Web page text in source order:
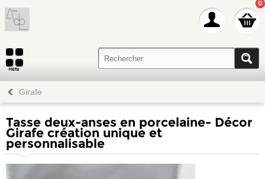
0
Girafe
Tasse deux-anses en porcelaine- Décor
Girafe création unique et
personnalisable